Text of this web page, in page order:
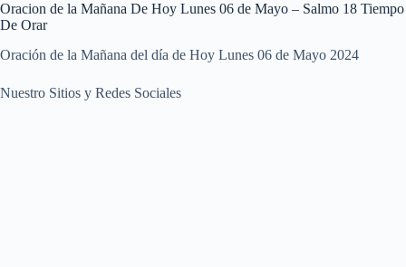
Oracion de la Mañana De Hoy Lunes 06 de Mayo – Salmo 18 Tiempo
De Orar
Oración de la Mañana del día de Hoy Lunes 06 de Mayo 2024
Nuestro Sitios y Redes Sociales